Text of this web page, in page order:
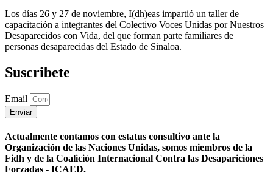
Los días 26 y 27 de noviembre, I(dh)eas impartió un taller de
capacitación a integrantes del Colectivo Voces Unidas por Nuestros
Desaparecidos con Vida, del que forman parte familiares de
personas desaparecidas del Estado de Sinaloa.
Suscribete
Email
Enviar
Actualmente contamos con estatus consultivo ante la
Organización de las Naciones Unidas, somos miembros de la
Fidh y de la Coalición Internacional Contra las Desapariciones
Forzadas - ICAED.